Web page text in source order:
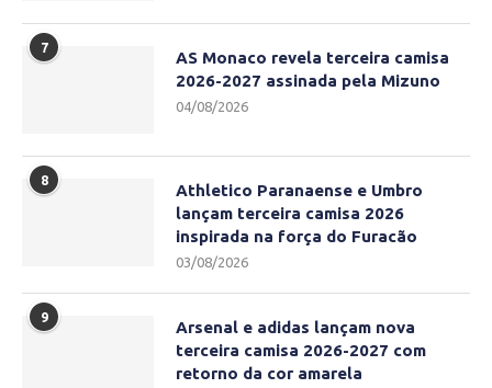
7
AS Monaco revela terceira camisa
2026-2027 assinada pela Mizuno
04/08/2026
8
Athletico Paranaense e Umbro
lançam terceira camisa 2026
inspirada na força do Furacão
03/08/2026
9
Arsenal e adidas lançam nova
terceira camisa 2026-2027 com
retorno da cor amarela